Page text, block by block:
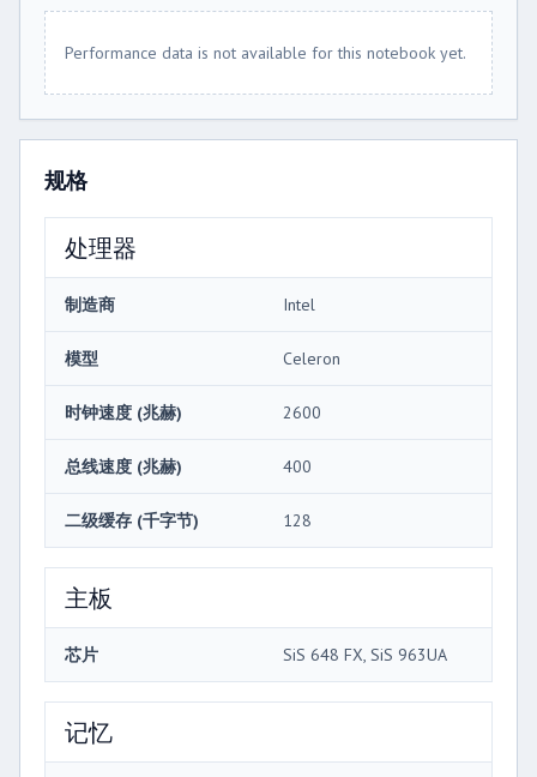
Performance data is not available for this notebook yet.
规格
处理器
制造商 Intel
模型 Celeron
时钟速度 (兆赫) 2600
总线速度 (兆赫) 400
二级缓存 (千字节) 128
主板
芯片 SiS 648 FX, SiS 963UA
记忆